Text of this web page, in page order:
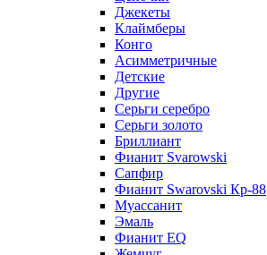
Джекеты
Клаймберы
Конго
Асимметричные
Детские
Другие
Серьги серебро
Серьги золото
Бриллиант
Фианит Svarowski
Сапфир
Фианит Swarovski Кр-88
Муассанит
Эмаль
Фианит EQ